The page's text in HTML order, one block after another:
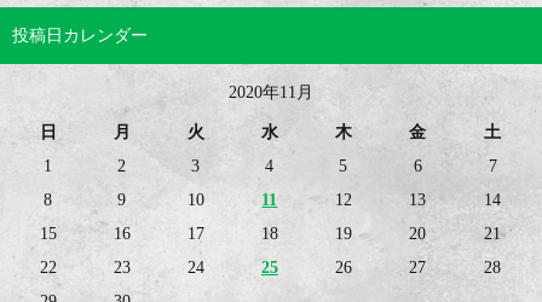
投稿日カレンダー
2020年11月
日 月 火 水 木 金
土
1
2 3 4 5 6
7
8
9 10 11 12 13
14
15
16 17 18 19 20
21
22
23 24 25 26 27
28